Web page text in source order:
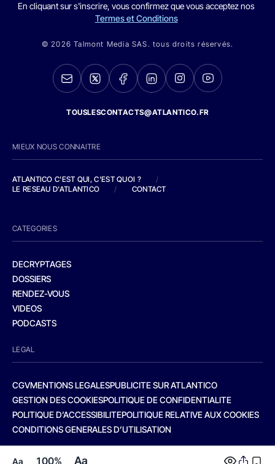
Aa 100% Aa
En cliquant sur s'inscrire, vous confirmez que vous acceptez nos
Termes et Conditions
© 2026 Talmont Media SAS. tous droits réservés.
TOUSLESCONTACTS@ATLANTICO.FR
MIEUX NOUS CONNAITRE
ATLANTICO C'EST QUI, C'EST QUOI ?
/
LE RESEAU D'ATLANTICO
/ CONTACT
CATEGORIES
DECRYPTAGES
DOSSIERS
RENDEZ-VOUS
VIDEOS
PODCASTS
LEGAL
CGVMENTIONS LEGALESPUBLICITE SUR ATLANTICO
GESTION DES COOKIESPOLITIQUE DE CONFIDENTIALITE
POLITIQUE D’ACCESSIBILITEPOLITIQUE RELATIVE AUX COOKIES
CONDITIONS GENERALES D’UTILISATION